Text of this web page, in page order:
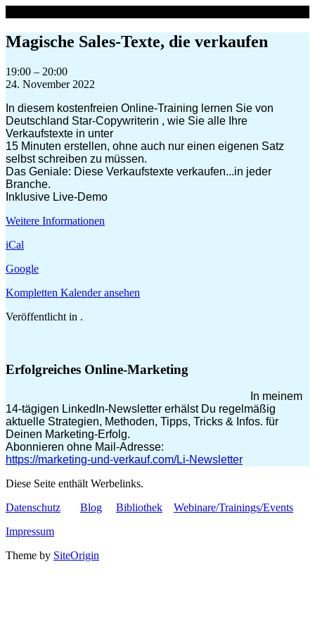
springen
Magische Sales-Texte, die verkaufen
Magische
Sales-
die
verkaufen
19:00 – 20:00
24. November 2022
In diesem kostenfreien Online-Training lernen Sie von
Deutschland Star-Copywriterin , wie Sie alle Ihre
Verkaufstexte in unter
15 Minuten erstellen, ohne auch nur einen eigenen Satz
selbst schreiben zu müssen.
Das Geniale: Diese Verkaufstexte verkaufen...in jeder
Branche.
Inklusive Live-Demo
Weitere Informationen
iCal
Google
Kompletten Kalender ansehen
Veröffentlicht in .
Erfolgreiches Online-Marketing
In meinem
14-tägigen LinkedIn-Newsletter erhälst Du regelmäßig
aktuelle Strategien, Methoden, Tipps, Tricks & Infos. für
Deinen Marketing-Erfolg.
Abonnieren ohne Mail-Adresse:
https://marketing-und-verkauf.com/Li-Newsletter
Diese Seite enthält Werbelinks.
Datenschutz
Blog Bibliothek
Webinare/Trainings/Events
Impressum
Theme by SiteOrigin